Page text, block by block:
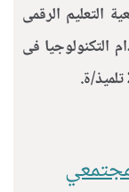
التعليم الرقمى
التكنولوجيا فى